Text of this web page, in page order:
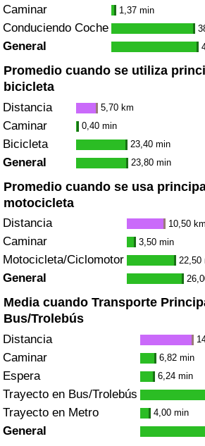
Caminar 1,37 min
Conduciendo Coche
General
Promedio cuando se utiliza
bicicleta
Distancia 5,70 km
Caminar 0,40 min
Bicicleta 23,40 min
General 23,80 min
Promedio cuando se usa
motocicleta
Distancia 10,50 km
Caminar 3,50 min
Motocicleta/Ciclomotor 22,50
General
Media cuando Transporte
Bus/Trolebús
Distancia
Caminar 6,82 min
Espera 6,24 min
Trayecto en Bus/Trolebús
Trayecto en Metro 4,00 min
General